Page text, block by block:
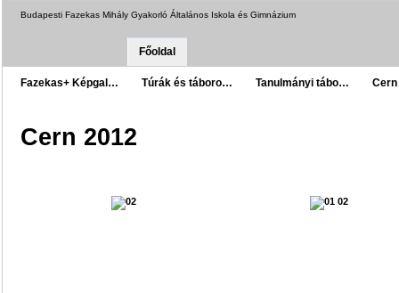
Budapesti Fazekas Mihály Gyakorló Általános Iskola és Gimnázium
Főoldal
Fazekas+ Képgal… Túrák és táboro… Tanulmányi tábo… Cern
Cern 2012